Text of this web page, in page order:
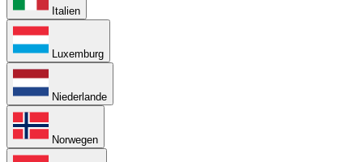
Italien
Luxemburg
Niederlande
Norwegen